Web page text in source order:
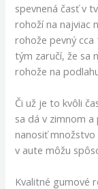
spevnená časť v
rohoží na najviac
rohože pevný cca
tým zaručí, že sa
rohože na
Či už je to kvôli
sa dá v zimnom
nanosiť
v aute môžu
Kvalitné gumové